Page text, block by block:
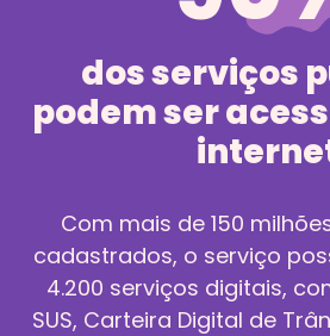
dos serviços
podem ser
Com mais de 150
cadastrados, o serviço
4.200 serviços digitais,
SUS, Carteira Digital de